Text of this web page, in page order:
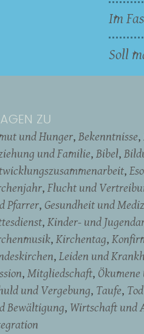
Im
Soll
ZU
und Hunger Bekenntnisse
und Familie Bibel
Flucht und
Pfarrer Gesundheit und
Kinder- und
Kirchentag
Leiden und
Mitgliedschaft
und Vergebung Taufe
Bewältigung Wirtschaft und